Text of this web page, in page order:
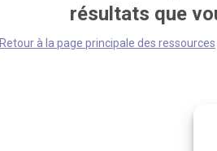
résultats que
Retour à la page principale des ressources